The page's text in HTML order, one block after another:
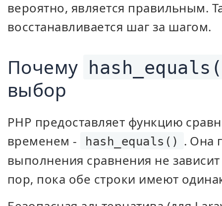
вероятно, является правильным.
восстанавливается шаг за шагом.
Почему
выбор
PHP предоставляет функцию
временем -
hash_equals() . Она
выполнения сравнения не
пор, пока обе строки имеют